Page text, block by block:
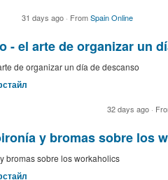
31 days ago · FromSpain Online
- el arte de organizar un
de organizar un día de descanso
32 days ago ·
y bromas sobre los
bromas sobre los workaholics